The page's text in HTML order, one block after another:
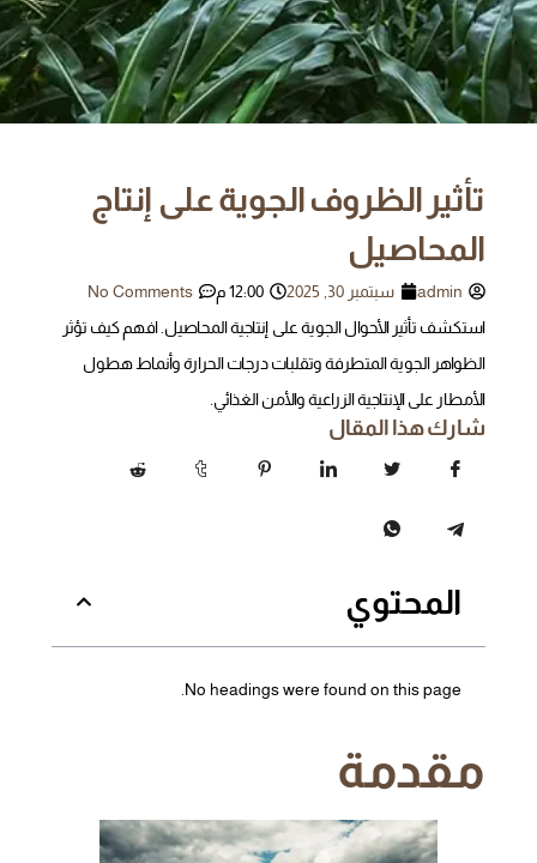
تأثير الظروف الجوية على إنتاج
المحاصيل
admin سبتمبر 30, 2025 12:00 م
No Comments
استكشف تأثير الأحوال الجوية على إنتاجية المحاصيل. افهم كيف تؤثر
الظواهر الجوية المتطرفة وتقلبات درجات الحرارة وأنماط هطول
الأمطار على الإنتاجية الزراعية والأمن الغذائي.
شارك هذا المقال
المحتوي
No headings were found on this page.
مقدمة